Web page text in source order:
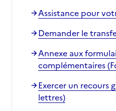
Assistance pour
Demander le
Annexe aux
complémentaires
Exercer un recours
lettres)